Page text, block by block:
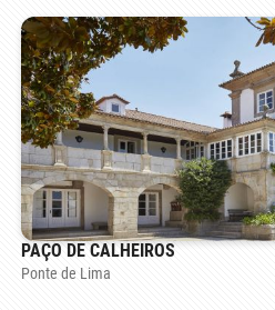
PAÇO DE CALHEIROS
Ponte de Lima